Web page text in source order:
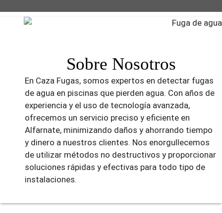
Sobre Nosotros
En Caza Fugas, somos expertos en detectar fugas
de agua en piscinas que pierden agua. Con años de
experiencia y el uso de tecnología avanzada,
ofrecemos un servicio preciso y eficiente en
Alfarnate, minimizando daños y ahorrando tiempo
y dinero a nuestros clientes. Nos enorgullecemos
de utilizar métodos no destructivos y proporcionar
soluciones rápidas y efectivas para todo tipo de
instalaciones.